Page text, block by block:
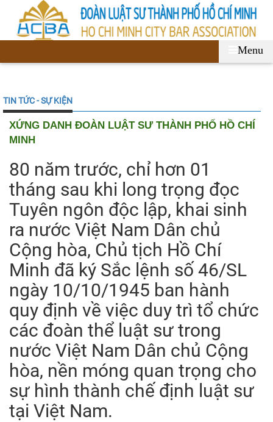
Menu
TIN TỨC - SỰ KIỆN
XỨNG DANH ĐOÀN LUẬT SƯ THÀNH PHỐ HỒ CHÍ
MINH
80 năm trước, chỉ hơn 01
tháng sau khi long trọng đọc
Tuyên ngôn độc lập, khai sinh
ra nước Việt Nam Dân chủ
Cộng hòa, Chủ tịch Hồ Chí
Minh đã ký Sắc lệnh số 46/SL
ngày 10/10/1945 ban hành
quy định về việc duy trì tổ chức
các đoàn thể luật sư trong
nước Việt Nam Dân chủ Cộng
hòa, nền móng quan trọng cho
sự hình thành chế định luật sư
tại Việt Nam.